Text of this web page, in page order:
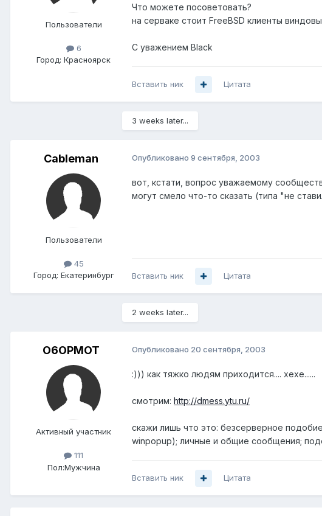
Пользователи
6
Город: Красноярск
Что можете посоветовать?
на серваке стоит FreeBSD клиенты
С уважением Black
Вставить ник Цитата
3 weeks later...
Cableman
Пользователи
45
Город: Екатеринбург
Опубликовано 9 сентября, 2003
вот, кстати, вопрос уважаемому
могут смело что-то сказать (типа "не
Вставить ник Цитата
2 weeks later...
O6OPMOT
Активный участник
111
Пол:Мужчина
Опубликовано 20 сентября, 2003
:))) как тяжко людям приходится.... хехе......
смотрим: http://dmess.ytu.ru/
скажи лишь что это: безсерверное
winpopup); личные и общие сообщения;
Вставить ник Цитата